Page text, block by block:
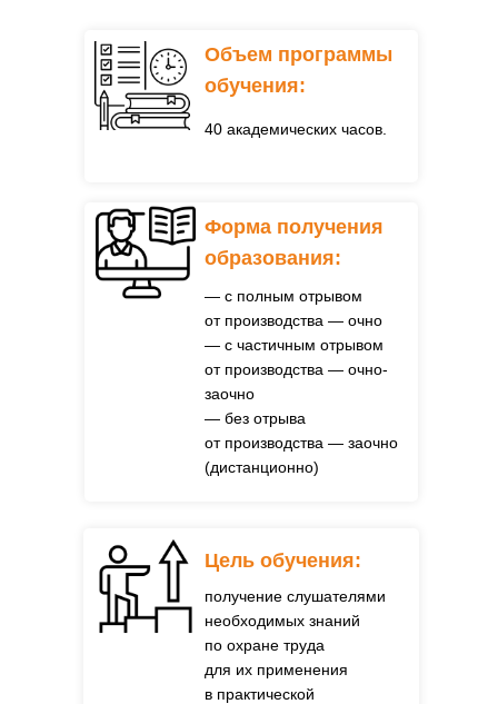
40 академических часов.
Объем программы
обучения:
— с полным отрывом
от производства — очно
— с частичным отрывом
от производства — очно-
заочно
— без отрыва
от производства — заочно
(дистанционно)
Форма получения
образования:
получение слушателями
необходимых знаний
по охране труда
для их применения
в практической
Цель обучения: